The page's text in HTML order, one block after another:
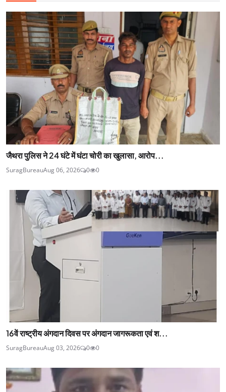
जैथरा पुलिस ने 24 घंटे में घंटा चोरी का खुलासा, आरोप...
SuragBureauAug 06, 2026 0 0
16वें राष्ट्रीय अंगदान दिवस पर अंगदान जागरूकता एवं श...
SuragBureauAug 03, 2026 0 0